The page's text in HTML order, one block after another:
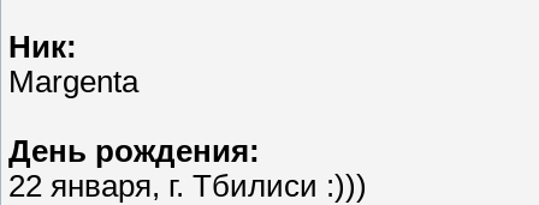
Ник:
Margenta
День рождения:
22 января, г. Тбилиси :)))